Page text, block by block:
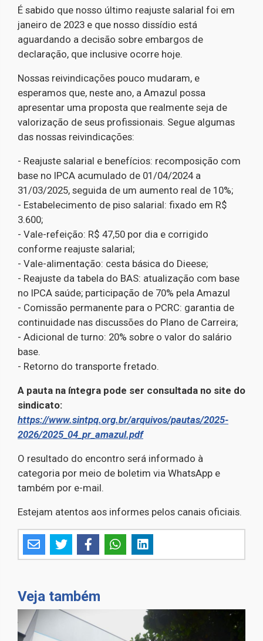
É sabido que nosso último reajuste salarial foi em
janeiro de 2023 e que nosso dissídio está
aguardando a decisão sobre embargos de
declaração, que inclusive ocorre hoje.
Nossas reivindicações pouco mudaram, e
esperamos que, neste ano, a Amazul possa
apresentar uma proposta que realmente seja de
valorização de seus profissionais. Segue algumas
das nossas reivindicações:
- Reajuste salarial e benefícios: recomposição com
base no IPCA acumulado de 01/04/2024 a
31/03/2025, seguida de um aumento real de 10%;
- Estabelecimento de piso salarial: fixado em R$
3.600;
- Vale-refeição: R$ 47,50 por dia e corrigido
conforme reajuste salarial;
- Vale-alimentação: cesta básica do Dieese;
- Reajuste da tabela do BAS: atualização com base
no IPCA saúde; participação de 70% pela Amazul
- Comissão permanente para o PCRC: garantia de
continuidade nas discussões do Plano de Carreira;
- Adicional de turno: 20% sobre o valor do salário
base.
- Retorno do transporte fretado.
A pauta na íntegra pode ser consultada no site do
sindicato:
https://www.sintpq.org.br/arquivos/pautas/2025-
2026/2025_04_pr_amazul.pdf
O resultado do encontro será informado à
categoria por meio de boletim via WhatsApp e
também por e-mail.
Estejam atentos aos informes pelos canais oficiais.
Veja também